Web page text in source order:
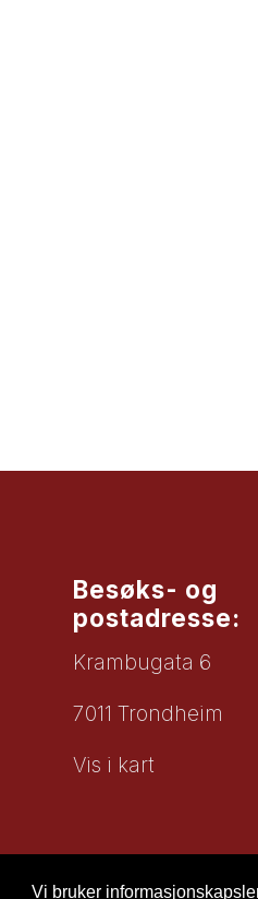
Vi bruker
Besøks- og
postadresse:
Krambugata 6
7011 Trondheim
Vis i kart